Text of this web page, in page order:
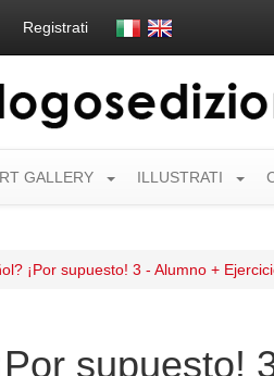
Registrati
GALLERY ILLUSTRATI
¡Por supuesto! 3 - Alumno +
supuesto!